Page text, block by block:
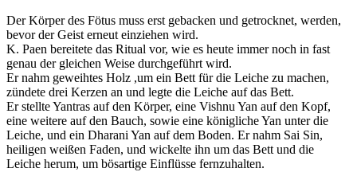
Der Körper des Fötus muss erst gebacken und getrocknet, werden,
bevor der Geist erneut einziehen wird.
K. Paen bereitete das Ritual vor, wie es heute immer noch in fast
genau der gleichen Weise durchgeführt wird.
Er nahm geweihtes Holz ,um ein Bett für die Leiche zu machen,
zündete drei Kerzen an und legte die Leiche auf das Bett.
Er stellte Yantras auf den Körper, eine Vishnu Yan auf den Kopf,
eine weitere auf den Bauch, sowie eine königliche Yan unter die
Leiche, und ein Dharani Yan auf dem Boden. Er nahm Sai Sin,
heiligen weißen Faden, und wickelte ihn um das Bett und die
Leiche herum, um bösartige Einflüsse fernzuhalten.